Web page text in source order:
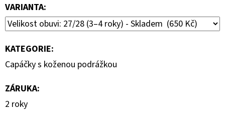
VARIANTA:
KATEGORIE:
Capáčky s koženou podrážkou
ZÁRUKA:
2 roky